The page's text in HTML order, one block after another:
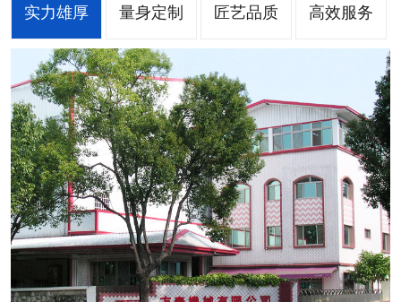
MH-1000立式混... MH-2000塑料混...
实力雄厚 量身定制 匠艺品质 高效服务